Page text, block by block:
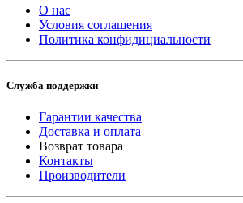
О нас
Условия соглашения
Политика конфидициальности
Служба поддержки
Гарантии качества
Доставка и оплата
Возврат товара
Контакты
Производители